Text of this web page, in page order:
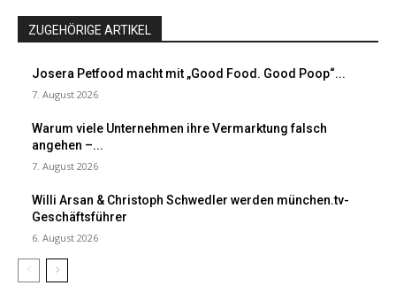
ZUGEHÖRIGE ARTIKEL
Josera Petfood macht mit „Good Food. Good Poop“...
7. August 2026
Warum viele Unternehmen ihre Vermarktung falsch
angehen –...
7. August 2026
Willi Arsan & Christoph Schwedler werden münchen.tv-
Geschäftsführer
6. August 2026